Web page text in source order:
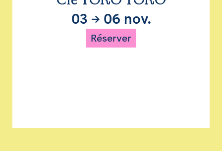
03 → 06 nov.
Réserver